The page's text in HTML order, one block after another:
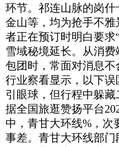
环节。祁连山脉的岗
金山等，均为抢手不
者正在预订时明白要求
雪域秘境延长。从消
包团时，常面对消息不
行业察看显示，以下误
引眼球，但行程中躲藏
据全国旅逛赞扬平台
中，青甘大环线%，次
事差。青甘大环线部